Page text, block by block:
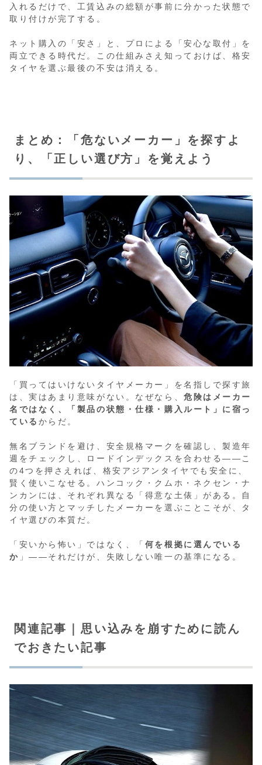
入れるだけで、工賃込みの総額が事前に分かった状態で
取り付けが完了する。
ネット購入の「安さ」と、プロによる「安心な取付」を
両立できる時代だ。この仕組みさえ知っておけば、格安
タイヤを選ぶ最後の不安は消える。
まとめ：「危ないメーカー」を探すよ
り、「正しい選び方」を覚えよう
「買ってはいけないタイヤメーカー」を名指しで探す旅
は、実はあまり意味がない。なぜなら、危険はメーカー
名ではなく、「製品の状態・仕様・購入ルート」に宿っ
ている からだ。
無名ブランドを避け、安全規格マークを確認し、製造年
週をチェックし、ロードインデックスを合わせる——こ
の4つを押さえれば、格安アジアンタイヤでも安全に、
賢く使いこなせる。ハンコック・クムホ・ネクセン・ナ
ンカンには、それぞれ異なる「得意な土俵」がある。自
分の使い方とマッチしたメーカーを選ぶことこそが、タ
イヤ選びの本質だ。
「安いから怖い」ではなく、「 何を根拠に選んでいる
か 」——それだけが、失敗しない唯一の基準になる。
関連記事｜思い込みを崩すために読ん
でおきたい記事